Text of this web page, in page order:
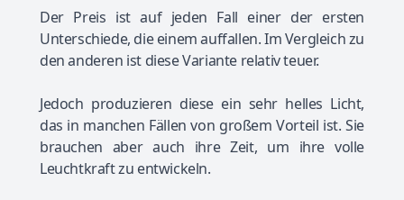
Der Preis ist auf jeden Fall einer der ersten
Unterschiede, die einem auffallen. Im Vergleich zu
den anderen ist diese Variante relativ teuer.
Jedoch produzieren diese ein sehr helles Licht,
das in manchen Fällen von großem Vorteil ist. Sie
brauchen aber auch ihre Zeit, um ihre volle
Leuchtkraft zu entwickeln.